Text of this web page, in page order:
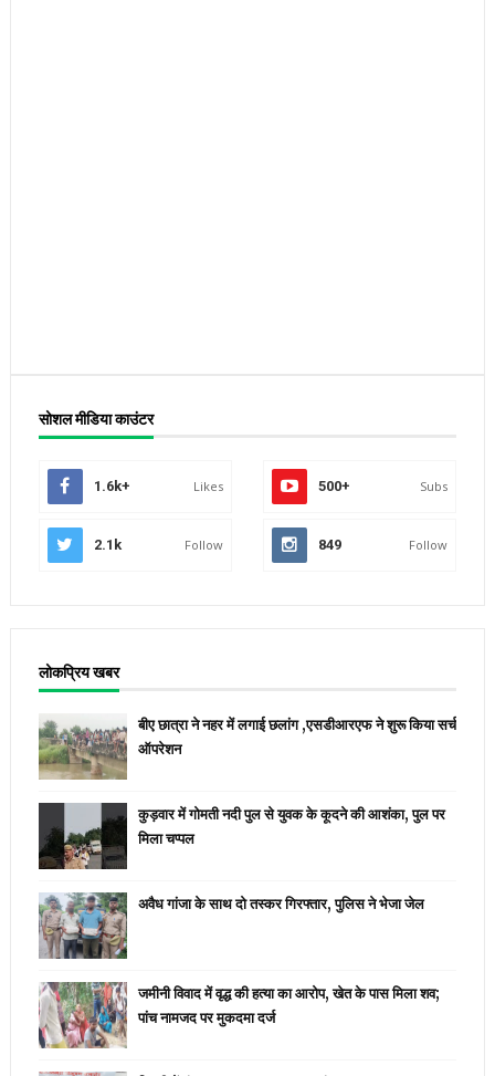
सोशल मीडिया काउंटर
1.6k+ Likes 500+ Subs
2.1k Follow 849 Follow
लोकप्रिय खबर
बीए छात्रा ने नहर में लगाई छलांग ,एसडीआरएफ ने शुरू किया सर्च
ऑपरेशन
कुड़वार में गोमती नदी पुल से युवक के कूदने की आशंका, पुल पर
मिला चप्पल
अवैध गांजा के साथ दो तस्कर गिरफ्तार, पुलिस ने भेजा जेल
जमीनी विवाद में वृद्ध की हत्या का आरोप, खेत के पास मिला शव;
पांच नामजद पर मुकदमा दर्ज